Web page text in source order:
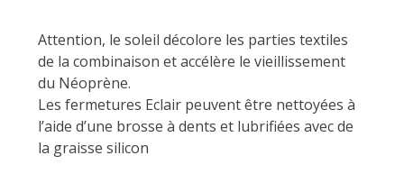
Attention, le soleil décolore les parties textiles
de la combinaison et accélère le vieillissement
du Néoprène.
Les fermetures Eclair peuvent être nettoyées à
l’aide d’une brosse à dents et lubrifiées avec de
la graisse silicon